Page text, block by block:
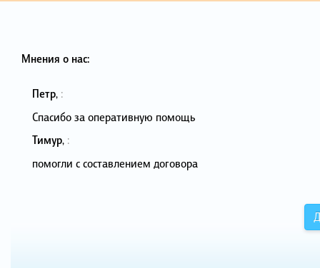
Мнения о нас:
Петр, :
Спасибо за оперативную помощь
Тимур, :
помогли с составлением договора